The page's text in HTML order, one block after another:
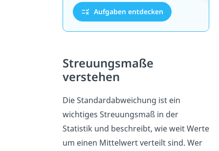
Aufgaben entdecken
Streuungsmaße
verstehen
Die Standardabweichung ist ein
wichtiges Streuungsmaß in der
Statistik und beschreibt, wie weit Werte
um einen Mittelwert verteilt sind. Wer